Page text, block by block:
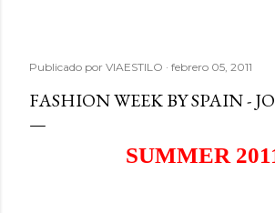
Publicado por VIAESTILO febrero 05, 2011
FASHION WEEK BY SPAIN -
SUMMER